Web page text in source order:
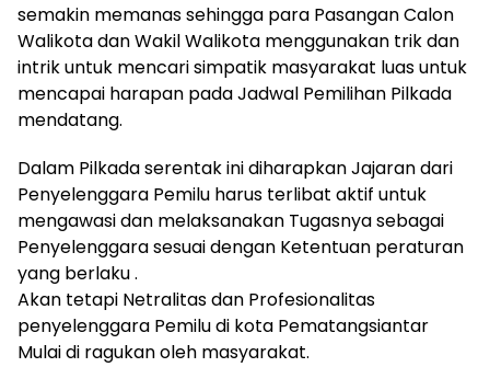
semakin memanas sehingga para Pasangan Calon
Walikota dan Wakil Walikota menggunakan trik dan
intrik untuk mencari simpatik masyarakat luas untuk
mencapai harapan pada Jadwal Pemilihan Pilkada
mendatang.
Dalam Pilkada serentak ini diharapkan Jajaran dari
Penyelenggara Pemilu harus terlibat aktif untuk
mengawasi dan melaksanakan Tugasnya sebagai
Penyelenggara sesuai dengan Ketentuan peraturan
yang berlaku .
Akan tetapi Netralitas dan Profesionalitas
penyelenggara Pemilu di kota Pematangsiantar
Mulai di ragukan oleh masyarakat.